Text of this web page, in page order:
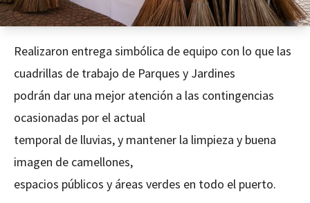
Realizaron entrega simbólica de equipo con lo que las
cuadrillas de trabajo de Parques y Jardines
podrán dar una mejor atención a las contingencias
ocasionadas por el actual
temporal de lluvias, y mantener la limpieza y buena
imagen de camellones,
espacios públicos y áreas verdes en todo el puerto.